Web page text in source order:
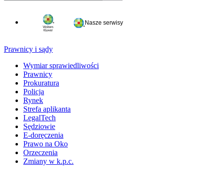
Nasze serwisy
Prawnicy i sądy
Wymiar sprawiedliwości
Prawnicy
Prokuratura
Policja
Rynek
Strefa aplikanta
LegalTech
Sędziowie
E-doręczenia
Prawo na Oko
Orzeczenia
Zmiany w k.p.c.